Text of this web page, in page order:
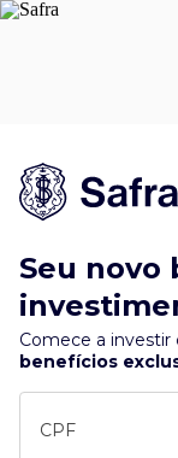
Seu novo
Comece a investir
benefícios
CPF